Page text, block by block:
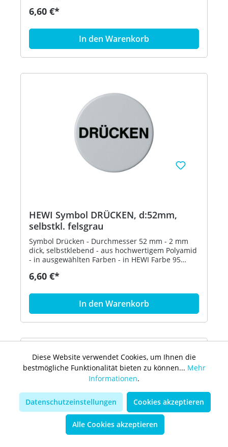
6,60 €*
In den Warenkorb
HEWI Symbol DRÜCKEN, d:52mm,
selbstkl. felsgrau
Symbol Drücken - Durchmesser 52 mm - 2 mm
dick, selbstklebend - aus hochwertigem Polyamid
- in ausgewählten Farben - in HEWI Farbe 95
6,60 €*
In den Warenkorb
Diese Website verwendet Cookies, um Ihnen die
bestmögliche Funktionalität bieten zu können... Mehr
Informationen.
Datenschutzeinstellungen Cookies akzeptieren
Alle Cookies akzeptieren